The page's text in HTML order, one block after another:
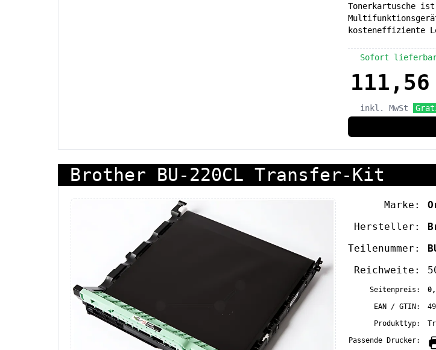
Tonerkartusche
kosteneffiziente
Sofort
inkl. MwSt
Brother BU-220CL Transfer-Kit
Marke:
Hersteller:
Teilenummer:
Reichweite:
Seitenpreis:
EAN / GTIN:
Produkttyp:
Passende Drucker: